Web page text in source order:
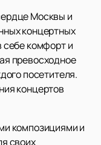
Москвы и
концертных
себе комфорт и
превосходное
посетителя.
концертов
композициями и
своих